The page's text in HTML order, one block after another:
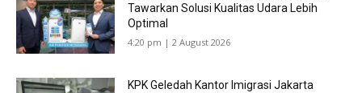
Tawarkan Solusi Kualitas Udara Lebih
Optimal
4:20 pm | 2 August 2026
KPK Geledah Kantor Imigrasi Jakarta